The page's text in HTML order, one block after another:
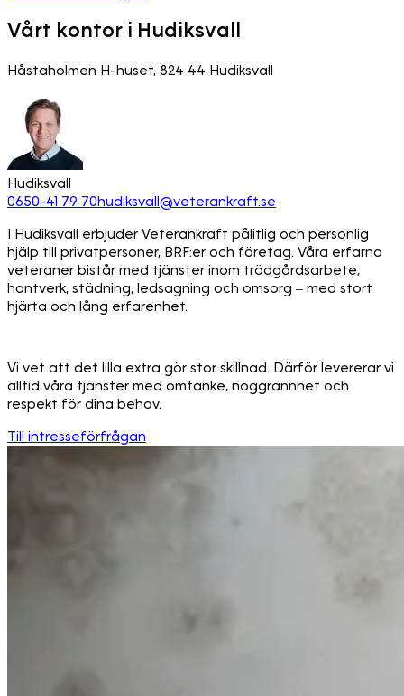
Vårt kontor i Hudiksvall
Håstaholmen H-huset, 824 44 Hudiksvall
Hudiksvall
0650-41 79 70hudiksvall@veterankraft.se
I Hudiksvall erbjuder Veterankraft pålitlig och personlig
hjälp till privatpersoner, BRF:er och företag. Våra erfarna
veteraner bistår med tjänster inom trädgårdsarbete,
hantverk, städning, ledsagning och omsorg – med stort
hjärta och lång erfarenhet.
Vi vet att det lilla extra gör stor skillnad. Därför levererar vi
alltid våra tjänster med omtanke, noggrannhet och
respekt för dina behov.
Till intresseförfrågan